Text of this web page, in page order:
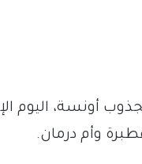
أونسة، اليوم
وأم درمان.